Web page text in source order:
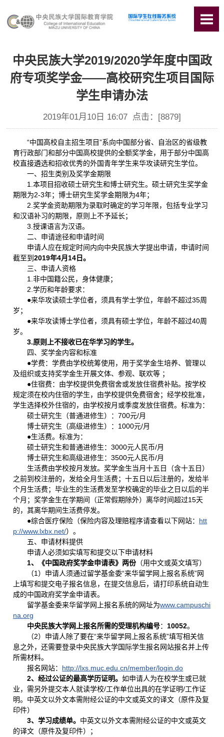
中央民族大学2019/2020学年度中国政
府专项奖学金——高校研究生项目国际
学生申请办法
2019年01月10日 16:07 点击：[8879]
“中国高校自主招生项目”系向中国部分省、自治区的省级教
育行政部门和部分中国高校提供的全额奖学金，用于部分中国高
校直接遴选和招收优秀的外国青年学生来华攻读研究生学位。
一、招生类别及奖学金期限
1.本项目招收硕士研究生和博士研究生。硕士研究生奖学金
期限为2-3年；博士研究生奖学金期限为4年；
2.奖学金资助期限为录取时确定的学习年限，包括专业学习
和汉语补习的期限，原则上不予延长；
3.授课语言为汉语。
二、申请途径和申请时间
申请人应在规定时间内向中央民族大学提出申请，申请时间
截至到2019年4月14 日。
三、申请人资格
1.非中国籍公民，身体健康；
2.学历和年龄要求：
●来华攻读硕士学位者，须具有学士学位，年龄不超过35周
岁；
●来华攻读博士学位者，须具有硕士学位，年龄不超过40周
岁。
3.原则上不接收已在华学习的学生。
四、奖学金内容和标准
●学费：学费由学校统筹使用，用于奖学金生培养、管理以
及组织或支持奖学金生开展文体、参观、联欢等 ；
●住宿费：由学校提供免费宿舍或发放住宿费补贴。按学校
规定须在校内住宿的学生，由学校提供免费宿舍；经学校批准，
学生选择校外住宿的，由学校按月或季度发放住宿费。标准为：
硕士研究生（普通进修生）：700元/月
博士研究生（高级进修生）：1000元/月
●生活费。标准为：
硕士研究生和普通进修生：3000元人民币/月
博士研究生和高级进修生：3500元人民币/月
生活费由学校按月发放。奖学金生当月十五日（含十五日）
之前到校注册的，发给全月生活费；十五日以后注册的，发给半
个月生活费；毕业生的生活费发至学校确定的毕业之日以后的半
个月；奖学金生在学期间（正常假期除外）离华时间超过15天
的，其离华期间生活费停发。
●综合医疗保险（保险内容及理赔程序请查看以下网站： htt
p://www.lxbx.net/）。
五、申请材料提供
申请人必须如实填写和提交以下申请材料
1、《中国政府奖学金申请表》两份（用中文或英文填写）
（1）申请人须通过留学基金委“来华留学网上报名系统”网
上填写和提交电子报名信息，在提交信息后，请打印系统自动生
成的中国政府奖学金申请表。
留学基金委来华留学网上报名系统的网址为www.campuschi
na.org
中央民族大学网上报名所需的受理机构编号： 10052。
（2）申请人除了要在“来华留学网上报名系统”填写相关信
息之外，还需要登录中央民族大学国际学生报名网站报名并上传
所需材料。
报名网站： http://lxs.muc.edu.cn/member/login.do
2、经过公证的最高学历证明。如申请人为在校学生或已就
业，需另外提交本人就读学校/工作单位出具的在学证明/工作证
明。中英文以外文本需附经公证的中文或英文的译文（原件及复
印件）
3、学习成绩单。 中英文以外文本需附经公证的中文或英文
的译文（原件及复印件）；